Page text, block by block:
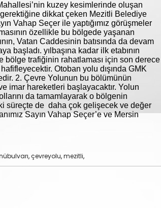
kuzey kesimlerinde oluşan
dikkat çeken Mezitli Belediye
Vahap Seçer ile yaptığımız görüşmeler
özellikle bu bölgede yaşanan
Vatan Caddesinin batısında da devam
başladı. yılbaşına kadar ilk etabının
bölge trafiğinin rahatlaması için son derece
Otoban yolu dışında GMK
2. Çevre Yolunun bu bölümünün
imar hareketleri başlayacaktır. Yolun
da tamamlayarak o bölgenin
süreçte de daha çok gelişecek ve değer
Sayın Vahap Seçer’e ve Mersin
,çevreyolu,mezitli,